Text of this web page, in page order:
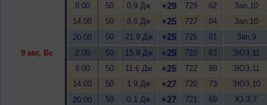
8:00
50 0.9 Дж +29 729 62
Зап,10
14:00
50 8.5 Дж +25 727 84
Зап,10
20:00
50 21.9 Дж +25 725 81
Зап,9
9 авг, Вс
2:00 50 15.9 Дж +25 722 83
ЗЮЗ,11
8:00
50 11.6 Дж +25 722 88
ЗЮЗ,11
14:00
50 1.9 Дж +27 720 73
ЗЮЗ,10
20:00
50 0.1 Дж +27 721 69
Ю-З,7